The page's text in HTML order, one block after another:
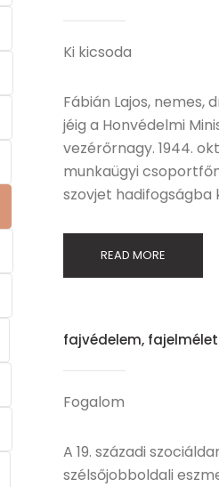
Ki kicsoda
Fábián Lajos, nemes,
jéig a Honvédelmi
vezérőrnagy. 1944.
munkaügyi
szovjet hadifogságba
READ MORE
fajvédelem, fajelmélet
Fogalom
A 19. századi
szélsőjobboldali